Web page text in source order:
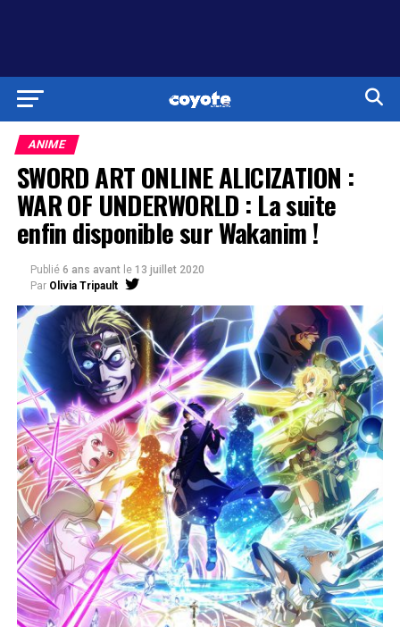
ANIME
SWORD ART ONLINE ALICIZATION :
WAR OF UNDERWORLD : La suite
enfin disponible sur Wakanim !
Publié 6 ans avant le 13 juillet 2020
Par Olivia Tripault